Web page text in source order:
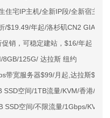
住宅IP主机/全新IP段/全新宿主机
/$19.49/年起/洛杉矶CN2 GIA/日
销，可稳定建站，$16/年起
125G/ 达拉斯 纽约
带宽服务器$99/月起,达拉斯$89/
空间/1TB流量/KVM/香港/英国
SSD空间/不限流量/1Gbps/KVM/